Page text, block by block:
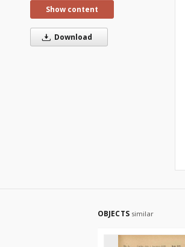
Show content
Download
OBJECTS similar